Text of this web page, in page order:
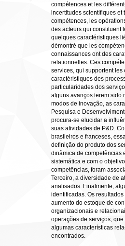
compétences et les
incertitudes scientifiques et
compétences, les
des acteurs qui constituent
quelques caractéristiques
démontré que les
connaissances ont des
relationnelles. Ces
services, qui supportent les
caractéristiques des
particularidades dos
alguns avanços terem sido
modos de inovação, as
Pesquisa e
procura-se elucidar a
suas atividades de P&D.
brasileiros e franceses,
definição do produto dos
dinâmica de competências
sistemática e com o
competências, foram
Terceiro, a diversidade de
analisados. Finalmente,
identificadas. Os
aumento do estoque de
organizacionais e
operações de serviços,
algumas características
encontrados.